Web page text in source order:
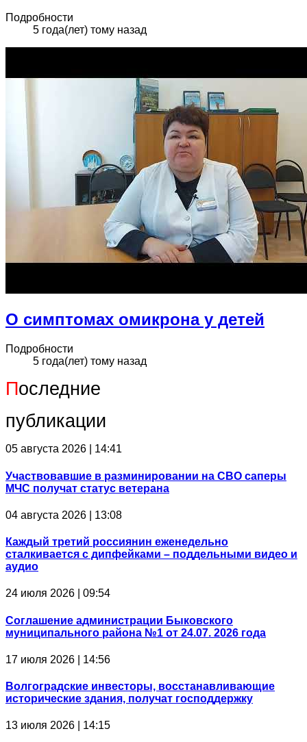
Подробности
5 года(лет) тому назад
О симптомах омикрона у детей
Подробности
5 года(лет) тому назад
Последние
публикации
05 августа 2026 | 14:41
Участвовавшие в разминировании на СВО саперы
МЧС получат статус ветерана
04 августа 2026 | 13:08
Каждый третий россиянин еженедельно
сталкивается с дипфейками – поддельными видео и
аудио
24 июля 2026 | 09:54
Соглашение администрации Быковского
муниципального района №1 от 24.07. 2026 года
17 июля 2026 | 14:56
Волгоградские инвесторы, восстанавливающие
исторические здания, получат господдержку
13 июля 2026 | 14:15